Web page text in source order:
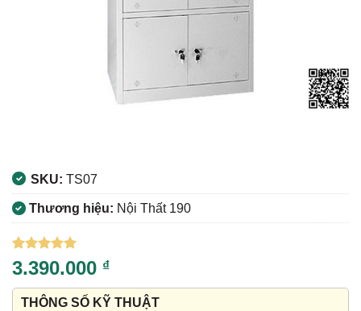
SKU: TS07
Thương hiệu: Nội Thất 190
5trên 5
dựa trên
7
đánh giá
3.390.000 ₫
THÔNG SỐ KỸ THUẬT